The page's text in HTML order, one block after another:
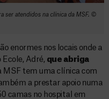
ser atendidos na clínica da MSF. ©
enormes nos locais onde a
Ecole, Adré, que abriga
MSF tem uma clínica com
a prestar apoio numa
camas no hospital em